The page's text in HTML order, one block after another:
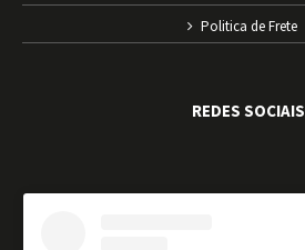
Politica de Frete
REDES SOCIAIS